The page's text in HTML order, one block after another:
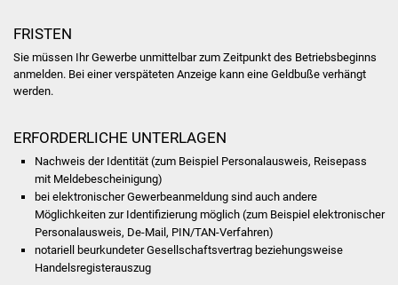
Hitzewarnung / UV-
Index
Bürgerbus (MOBS)
Abfall und Entsorgung
Kultur & Freizeit
FRISTEN
Sie müssen Ihr Gewerbe unmittelbar zum Zeitpunkt des Betriebsbeginns
anmelden. Bei einer verspäteten Anzeige kann eine Geldbuße verhängt
werden.
ERFORDERLICHE UNTERLAGEN
Nachweis der Identität (zum Beispiel Personalausweis, Reisepass
mit Meldebescheinigung)
bei elektronischer Gewerbeanmeldung sind auch andere
Möglichkeiten zur Identifizierung möglich (zum Beispiel elektronischer
Personalausweis, De-Mail, PIN/TAN-Verfahren)
notariell beurkundeter Gesellschaftsvertrag beziehungsweise
Handelsregisterauszug